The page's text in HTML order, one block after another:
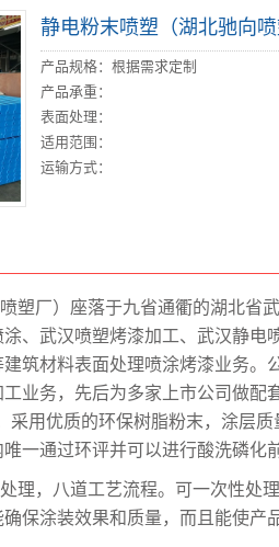
静电粉末喷塑（湖北驰向喷
产品规格：根据需求定制
产品承重：
表面处理：
适用范围：
运输方式：
塑厂）座落于九省通衢的湖北省
、武汉喷塑烤漆加工、武汉静
筑材料表面处理喷涂烤漆业务
业务，先后为多家上市公司做
采用优质的环保树脂粉末，涂层
一通过环评并可以进行酸洗磷化
理，八道工艺流程。可一次性处
保涂装效果和质量，而且能使产